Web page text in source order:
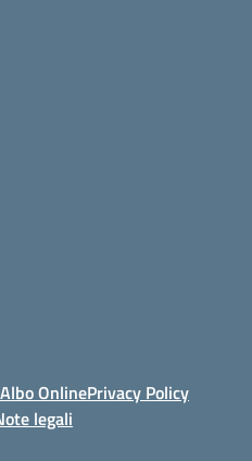
Albo OnlinePrivacy Policy
legali